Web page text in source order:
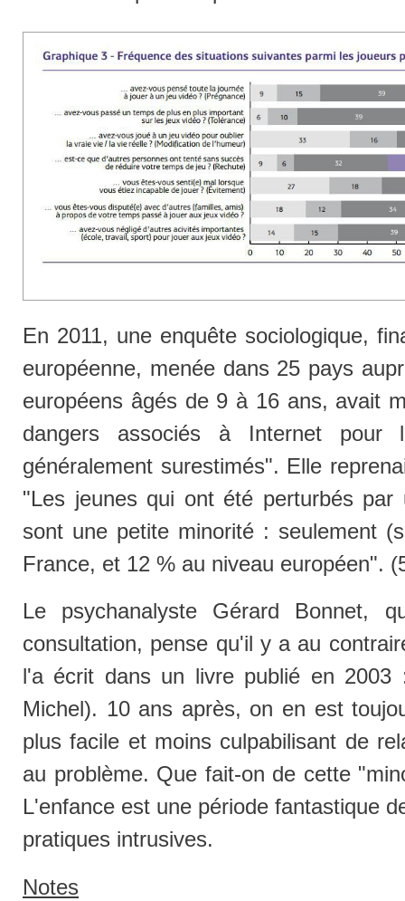
En 2011, une enquête sociologique,
européenne, menée dans 25 pays
européens âgés de 9 à 16 ans, avait
dangers associés à Internet pour
généralement surestimés". Elle
"Les jeunes qui ont été perturbés par
sont une petite minorité : seulement
France, et 12 % au niveau européen".
Le psychanalyste Gérard Bonnet,
consultation, pense qu'il y a au
l'a écrit dans un livre publié en
Michel). 10 ans après, on en est
plus facile et moins culpabilisant de
au problème. Que fait-on de cette
L'enfance est une période fantastique
pratiques intrusives.
Notes